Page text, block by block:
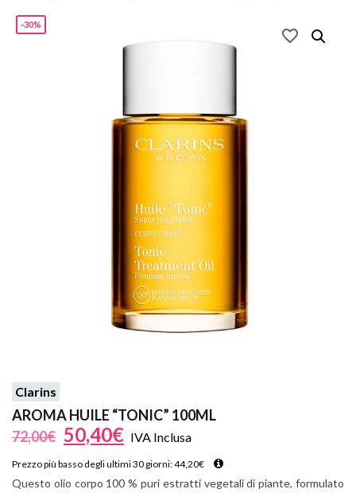
-30%
Clarins
AROMA HUILE “TONIC” 100ML
72,00€ 50,40€ IVA Inclusa
Prezzo più basso degli ultimi 30 giorni:44,20€
Questo olio corpo 100 % puri estratti vegetali di piante, formulato